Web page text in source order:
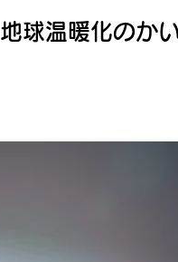
地球​温暖化のか